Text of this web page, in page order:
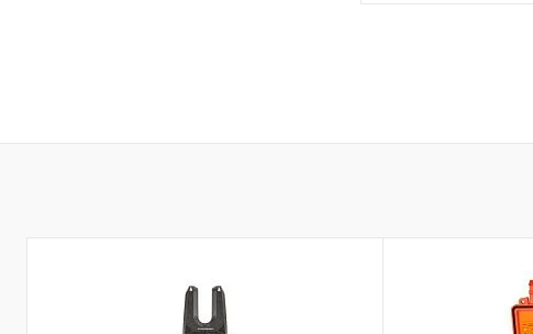
В избранное